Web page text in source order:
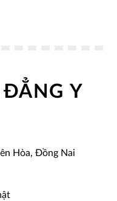
Y
Hòa, Đồng Nai